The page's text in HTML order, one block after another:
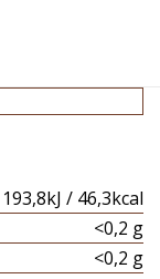
193,8kJ / 46,3kcal
<0,2 g
<0,2 g